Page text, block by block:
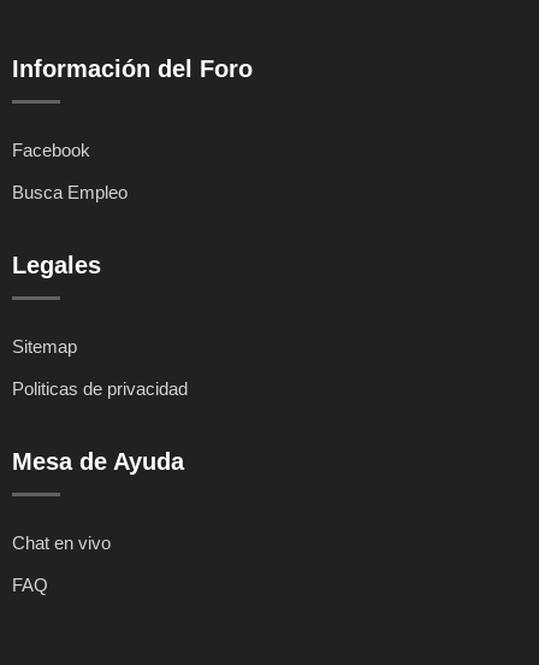
Información del Foro
Facebook
Busca Empleo
Legales
Sitemap
Politicas de privacidad
Mesa de Ayuda
Chat en vivo
FAQ